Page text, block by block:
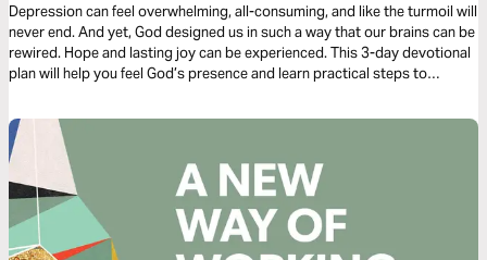
Depression can feel overwhelming, all-consuming, and like the turmoil will
never end. And yet, God designed us in such a way that our brains can be
rewired. Hope and lasting joy can be experienced. This 3-day devotional
plan will help you feel God’s presence and learn practical steps to